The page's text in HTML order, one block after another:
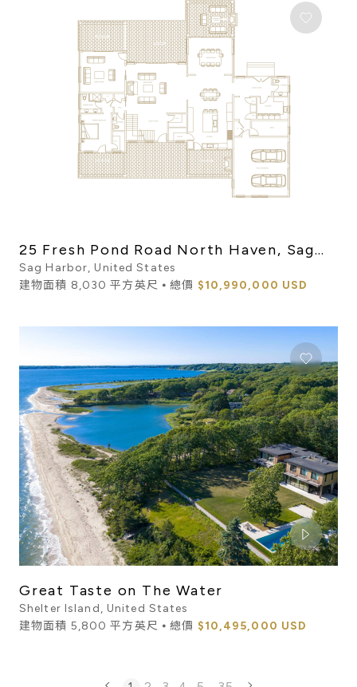
25 Fresh Pond Road North Haven, Sag
Harbor
Sag Harbor, United States
建物面積 8,030 平方英尺 ⦁ 總價 $10,990,000 USD
Great Taste on The Water
Shelter Island, United States
建物面積 5,800 平方英尺 ⦁ 總價 $10,495,000 USD